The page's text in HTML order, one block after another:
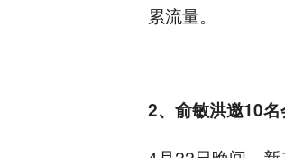
累流量。
2、俞敏洪邀10